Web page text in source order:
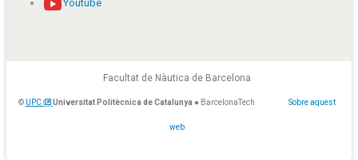
Youtube
Facultat de Nàutica de Barcelona
© UPC Universitat Politècnica de Catalunya ● BarcelonaTech Sobre aquest
web